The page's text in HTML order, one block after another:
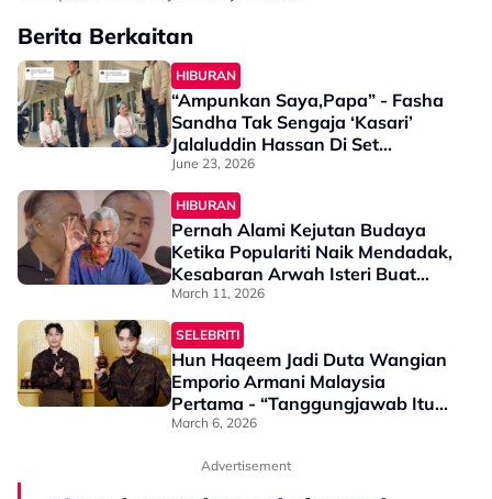
Berita Berkaitan
HIBURAN
“Ampunkan Saya,Papa” - Fasha
Sandha Tak Sengaja ‘Kasari’
Jalaluddin Hassan Di Set
Penggambaran
June 23, 2026
HIBURAN
Pernah Alami Kejutan Budaya
Ketika Populariti Naik Mendadak,
Kesabaran Arwah Isteri Buat
Jalaluddin Hassan Berubah - “Dia
Sangat Baik, Tak Pernah
Complain”
March 11, 2026
SELEBRITI
Hun Haqeem Jadi Duta Wangian
Emporio Armani Malaysia
Pertama - “Tanggungjawab Itu
Besar, Kita Cuba Bawa Identiti
March 6, 2026
Advertisement